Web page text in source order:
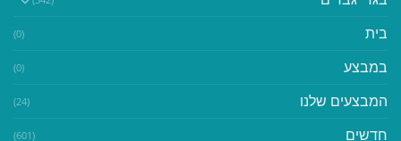
בית (0)
במבצע (0)
המבצעים שלנו (24)
חדשים (601)